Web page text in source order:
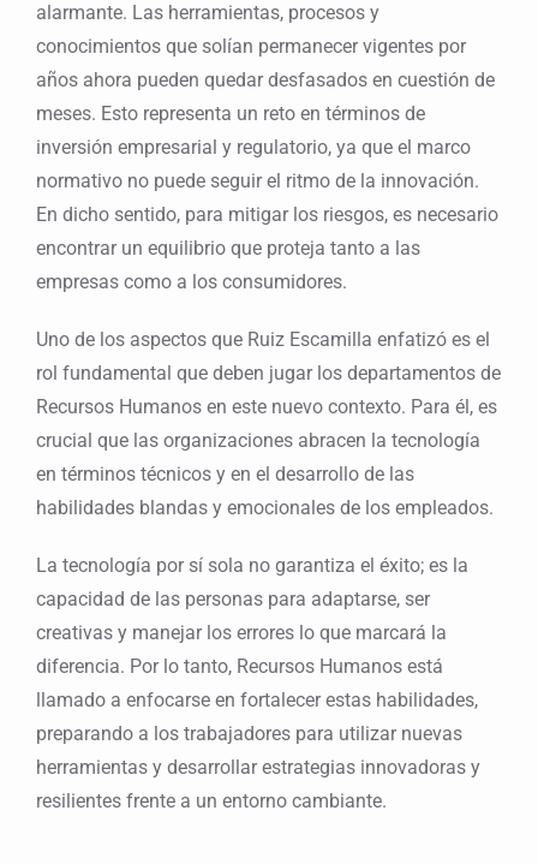
alarmante. Las herramientas, procesos y
conocimientos que solían permanecer vigentes por
años ahora pueden quedar desfasados en cuestión de
meses. Esto representa un reto en términos de
inversión empresarial y regulatorio, ya que el marco
normativo no puede seguir el ritmo de la innovación.
En dicho sentido, para mitigar los riesgos, es necesario
encontrar un equilibrio que proteja tanto a las
empresas como a los consumidores.
Uno de los aspectos que Ruiz Escamilla enfatizó es el
rol fundamental que deben jugar los departamentos de
Recursos Humanos en este nuevo contexto. Para él, es
crucial que las organizaciones abracen la tecnología
en términos técnicos y en el desarrollo de las
habilidades blandas y emocionales de los empleados.
La tecnología por sí sola no garantiza el éxito; es la
capacidad de las personas para adaptarse, ser
creativas y manejar los errores lo que marcará la
diferencia. Por lo tanto, Recursos Humanos está
llamado a enfocarse en fortalecer estas habilidades,
preparando a los trabajadores para utilizar nuevas
herramientas y desarrollar estrategias innovadoras y
resilientes frente a un entorno cambiante.